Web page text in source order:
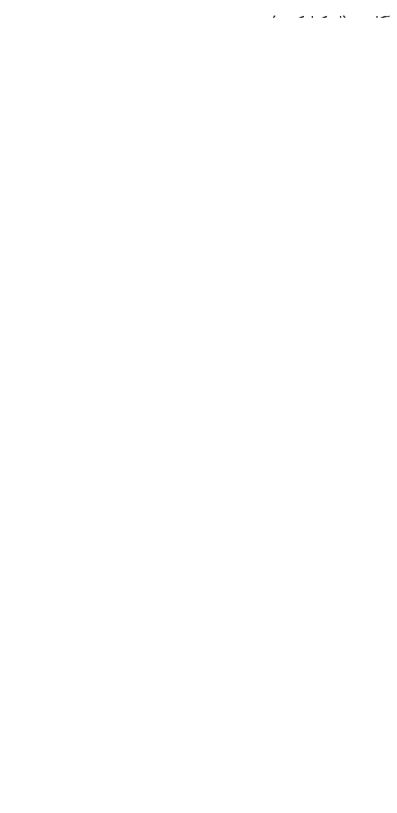
آکادمی (اسکیل‌کمپ)